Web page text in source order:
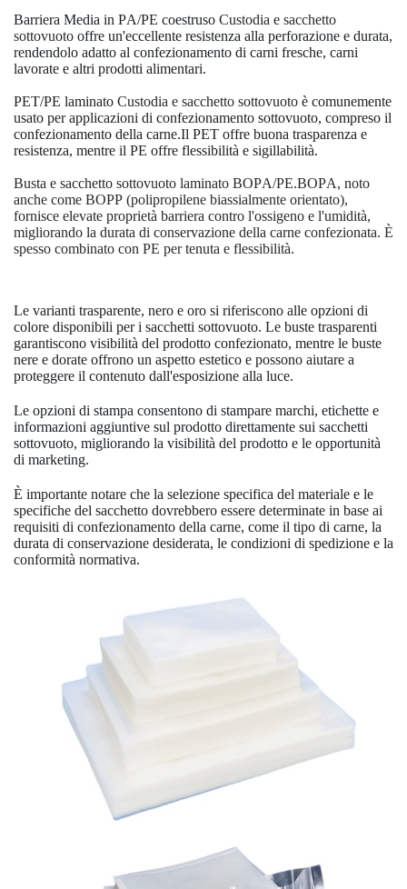
Barriera Media in PA/PE coestruso Custodia e sacchetto
sottovuoto offre un'eccellente resistenza alla perforazione e durata,
rendendolo adatto al confezionamento di carni fresche, carni
lavorate e altri prodotti alimentari.
PET/PE laminato Custodia e sacchetto sottovuoto è comunemente
usato per applicazioni di confezionamento sottovuoto, compreso il
confezionamento della carne.Il PET offre buona trasparenza e
resistenza, mentre il PE offre flessibilità e sigillabilità.
Busta e sacchetto sottovuoto laminato BOPA/PE.BOPA, noto
anche come BOPP (polipropilene biassialmente orientato),
fornisce elevate proprietà barriera contro l'ossigeno e l'umidità,
migliorando la durata di conservazione della carne confezionata. È
spesso combinato con PE per tenuta e flessibilità.
Le varianti trasparente, nero e oro si riferiscono alle opzioni di
colore disponibili per i sacchetti sottovuoto. Le buste trasparenti
garantiscono visibilità del prodotto confezionato, mentre le buste
nere e dorate offrono un aspetto estetico e possono aiutare a
proteggere il contenuto dall'esposizione alla luce.
Le opzioni di stampa consentono di stampare marchi, etichette e
informazioni aggiuntive sul prodotto direttamente sui sacchetti
sottovuoto, migliorando la visibilità del prodotto e le opportunità
di marketing.
È importante notare che la selezione specifica del materiale e le
specifiche del sacchetto dovrebbero essere determinate in base ai
requisiti di confezionamento della carne, come il tipo di carne, la
durata di conservazione desiderata, le condizioni di spedizione e la
conformità normativa.